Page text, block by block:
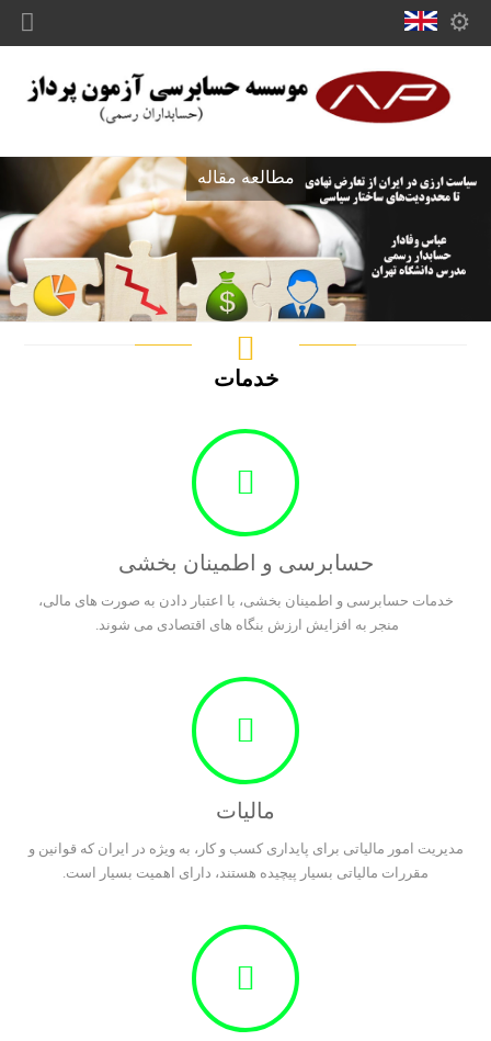
مطالعه مقاله
خدمات
حسابرسی و اطمینان بخشی
خدمات حسابرسی و اطمینان بخشی، با اعتبار دادن به صورت های مالی،
منجر به افزایش ارزش بنگاه های اقتصادی می شوند.
مالیات
مدیریت امور مالیاتی برای پایداری کسب و کار، به ویژه در ایران که قوانین و
مقررات مالیاتی بسیار پیچیده هستند، دارای اهمیت بسیار است.